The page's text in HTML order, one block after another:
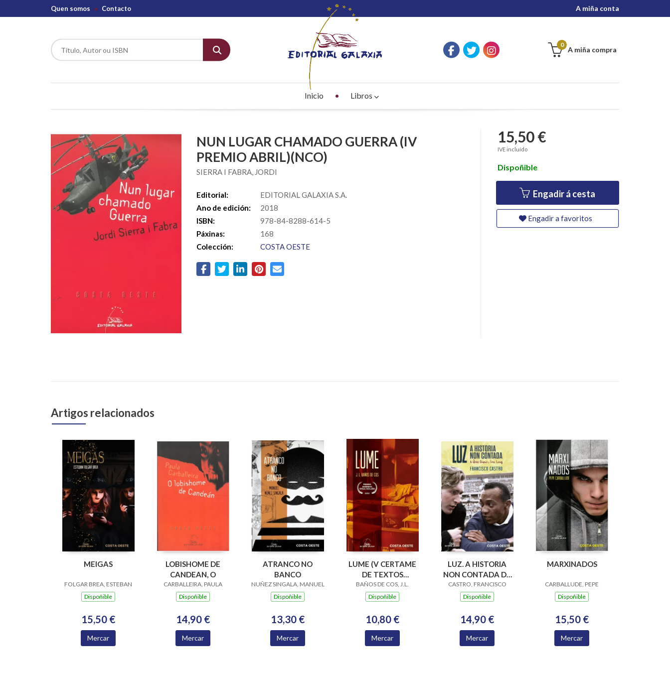
A miña conta
Quen somos Contacto
A miña compra
0
Inicio Libros
NUN LUGAR CHAMADO GUERRA (IV
PREMIO ABRIL)(NCO)
SIERRA I FABRA, JORDI
Editorial:
EDITORIAL GALAXIA S.A.
Ano de edición:
2018
ISBN:
978-84-8288-614-5
Páxinas:
168
Colección:
COSTA OESTE
15,50 €
IVE incluído
Dispoñible
Engadir á cesta
Engadir a favoritos
Artigos relacionados
MEIGAS
FOLGAR BREA, ESTEBAN
Dispoñible
15,50 €
Mercar
LOBISHOME DE
CANDEAN, O
CARBALLEIRA, PAULA
Dispoñible
14,90 €
Mercar
ATRANCO NO
BANCO
NUÑEZ SINGALA, MANUEL
Dispoñible
13,30 €
Mercar
LUME (V CERTAME
DE TEXTOS
TEATRAIS ROBERTO
VIDAL BOLAÑO
BAÑOS DE COS, J.L.
Dispoñible
10,80 €
Mercar
LUZ. A HISTORIA
NON CONTADA DE
JESSE OWENS E LUZ
LONG
CASTRO, FRANCISCO
Dispoñible
14,90 €
Mercar
MARXINADOS
CARBALLUDE, PEPE
Dispoñible
15,50 €
Mercar